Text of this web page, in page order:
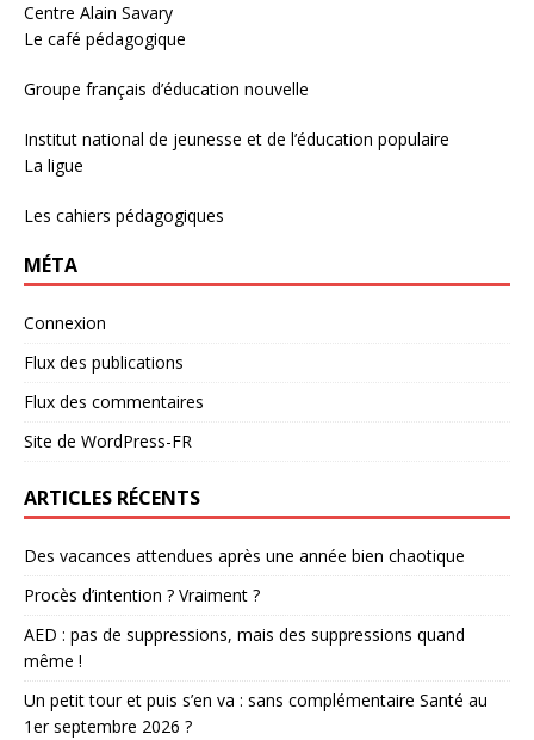
Centre Alain Savary
Le café pédagogique
Groupe français d’éducation nouvelle
Institut national de jeunesse et de l’éducation populaire
La ligue
Les cahiers pédagogiques
MÉTA
Connexion
Flux des publications
Flux des commentaires
Site de WordPress-FR
ARTICLES RÉCENTS
Des vacances attendues après une année bien chaotique
Procès d’intention ? Vraiment ?
AED : pas de suppressions, mais des suppressions quand
même !
Un petit tour et puis s’en va : sans complémentaire Santé au
1er septembre 2026 ?